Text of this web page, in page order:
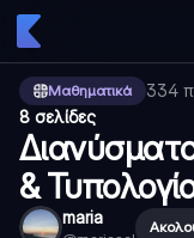
Μαθηματικά 334
8 σελίδες
&
maria